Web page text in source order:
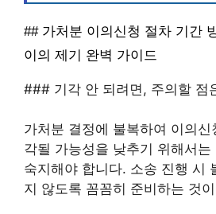
## 가처분 이의신청 절차 기간
이의 제기 완벽 가이드
### 기각 안 되려면, 주의할 점
가처분 결정에 불복하여 이의신
각될 가능성을 낮추기 위해서
숙지해야 합니다. 소송 진행 시
지 않도록 꼼꼼히 준비하는 것